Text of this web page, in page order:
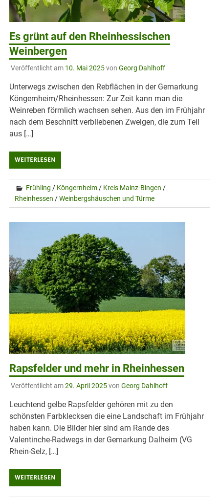
Es grünt auf den Rheinhessischen
Weinbergen
Veröffentlicht am 10. Mai 2025von Georg Dahlhoff
Unterwegs zwischen den Rebflächen in der Gemarkung
Köngernheim/Rheinhessen: Zur Zeit kann man die
Weinreben förmlich wachsen sehen. Aus den im Frühjahr
nach dem Beschnitt verbliebenen Zweigen, die zum Teil
aus […]
WEITERLESEN
Frühling / Köngernheim/ Kreis Mainz-Bingen /
Rheinhessen /Weinbergshäuschen und Türme
Rapsfelder und mehr in Rheinhessen
Veröffentlicht am29. April 2025von Georg Dahlhoff
Leuchtend gelbe Rapsfelder gehören mit zu den
schönsten Farbklecksen die eine Landschaft im Frühjahr
haben kann. Die Bilder hier sind am Rande des
Valentinche-Radwegs in der Gemarkung Dalheim (VG
Rhein-Selz, […]
WEITERLESEN